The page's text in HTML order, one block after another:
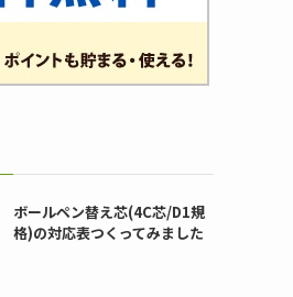
ボールペン替え芯(4C芯/D1規
格)の対応表つくってみました